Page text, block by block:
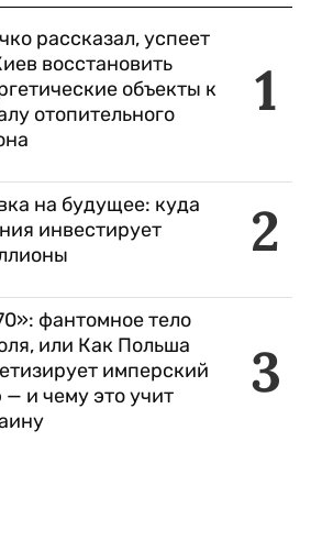
1
рассказал, успеет
восстановить
объекты к
отопительного
2
на будущее: куда
инвестирует
3
фантомное тело
или Как Польша
имперский
и чему это учит